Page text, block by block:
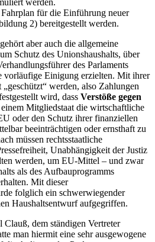
werden.
für die Einführung neuer
2) bereitgestellt werden.
aber auch die allgemeine
Schutz des Unionshaushalts, über
des Parlaments
vorläufige Einigung erzielten. Mit ihrer
werden, also Zahlungen
wird, dass Verstöße gegen
Mitgliedstaat die wirtschaftliche
oder den Schutz ihrer finanziellen
beeinträchtigen oder ernsthaft zu
müssen rechtsstaatliche
Unabhängigkeit der Justiz
werden, um EU-Mittel – und zwar
als des Aufbauprogramms
Mit dieser
folglich ein schwerwiegender
Haushaltsentwurf aufgegriffen.
dem ständigen Vertreter
man hiermit eine sehr ausgewogene